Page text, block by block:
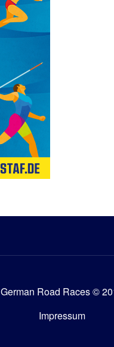
German Road Races ©
Impressum